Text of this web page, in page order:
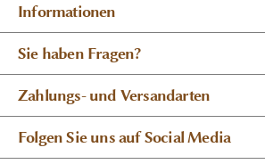
Informationen
Sie haben Fragen?
Zahlungs- und Versandarten
Folgen Sie uns auf Social Media